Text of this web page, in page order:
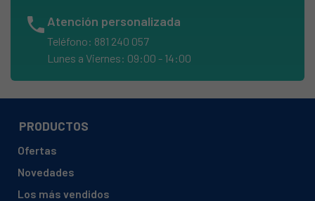
ARDO, A1000X PL
ARDO, A1000XELR
ARDO, A1010PL
ARDO, A1200X
ARDO, A1200XELR
ARDO, A1200XR
phone Atención personalizada
Teléfono: 881 240 057
Lunes a Viernes: 09:00 - 14:00
PRODUCTOS
Ofertas
Novedades
Los más vendidos